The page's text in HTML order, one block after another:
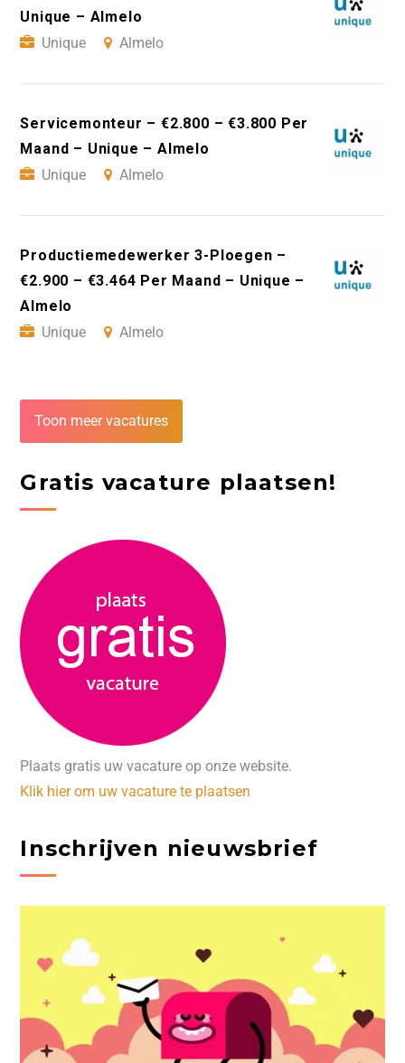
Unique – Almelo
Unique
Almelo
Servicemonteur – €2.800 – €3.800 Per
Maand – Unique – Almelo
Unique
Almelo
Productiemedewerker 3-Ploegen –
€2.900 – €3.464 Per Maand – Unique –
Almelo
Unique
Almelo
Toon meer vacatures
Gratis vacature plaatsen!
Plaats gratis uw vacature op onze website.
Klik hier om uw vacature te plaatsen
Inschrijven nieuwsbrief